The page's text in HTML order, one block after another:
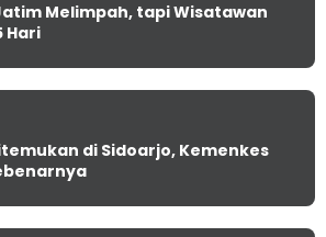
Melimpah, tapi Wisatawan
Hari
di Sidoarjo, Kemenkes